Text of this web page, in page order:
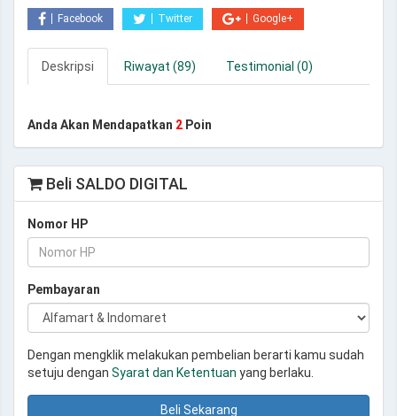
Facebook Twitter Google+
Deskripsi Riwayat (89) Testimonial (0)
Anda Akan Mendapatkan 2 Poin
Beli SALDO DIGITAL
Nomor HP
Pembayaran
Dengan mengklik melakukan pembelian berarti kamu sudah
setuju dengan Syarat dan Ketentuan yang berlaku.
Beli Sekarang